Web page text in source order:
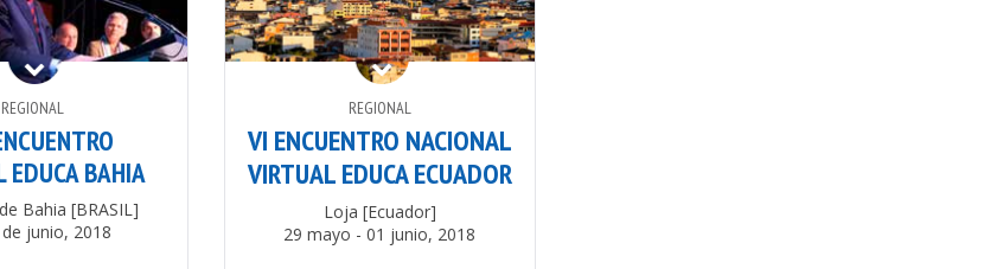
REGIONAL
EDUCA BAHIA
Bahia [BRASIL]
junio, 2018
REGIONAL
VI ENCUENTRO NACIONAL
VIRTUAL EDUCA ECUADOR
Loja [Ecuador]
29 mayo - 01 junio, 2018